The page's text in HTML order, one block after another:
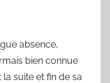
absence,
bien connue
la suite et fin de sa